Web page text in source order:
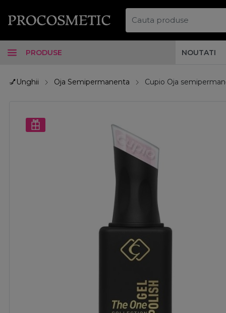
PRODUSE NOUTATI
💅Unghii Oja Semipermanenta Cupio Oja